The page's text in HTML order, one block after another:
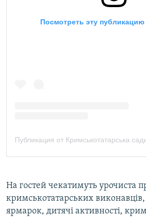
На гостей чекатимуть урочиста
кримськотатарських
ярмарок, дитячі активності,